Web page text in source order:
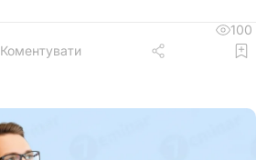
100
Коментувати